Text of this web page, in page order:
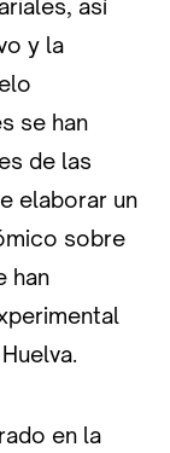
así
y la
se han
de las
elaborar un
sobre
han
en la